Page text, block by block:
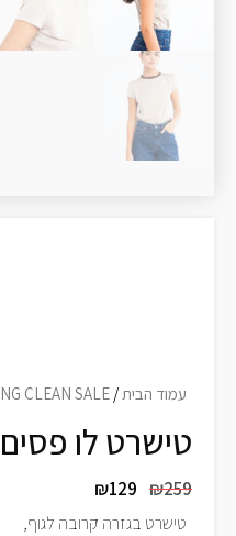
עמוד הבית/
CLEAN SALE
טישרט לו
₪259
₪129
טישרט בגזרה קרובה לגוף,